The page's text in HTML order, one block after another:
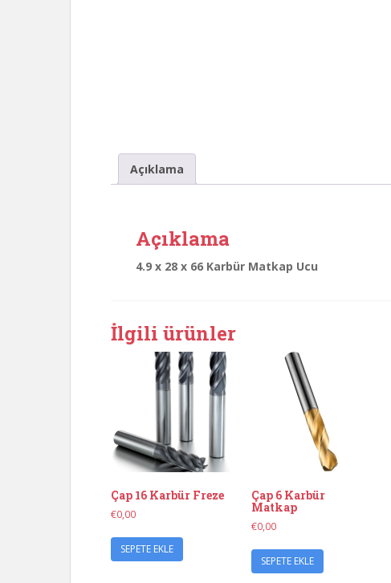
Açıklama
Açıklama
4.9 x 28 x 66 Karbür Matkap Ucu
İlgili ürünler
Çap 16 Karbür Freze
€0,00
SEPETE EKLE
Çap 6 Karbür
Matkap
€0,00
SEPETE EKLE